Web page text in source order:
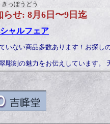
っぽうどう
せ: 8月6日〜9日迄
ャルフェア
いない商品多数あります！お探し
翠彫刻の魅力をお伝えしていま